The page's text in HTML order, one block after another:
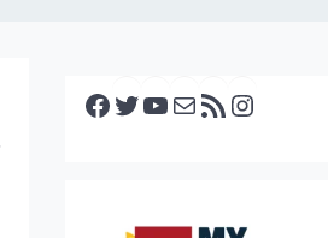
Facebook Twitter YouTube E-mail RSS feed